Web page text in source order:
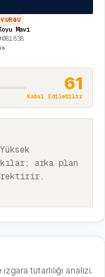
VURGU
Mavi
%
61
Kabul Edilebilir
arka plan
tutarlılığı analizi.